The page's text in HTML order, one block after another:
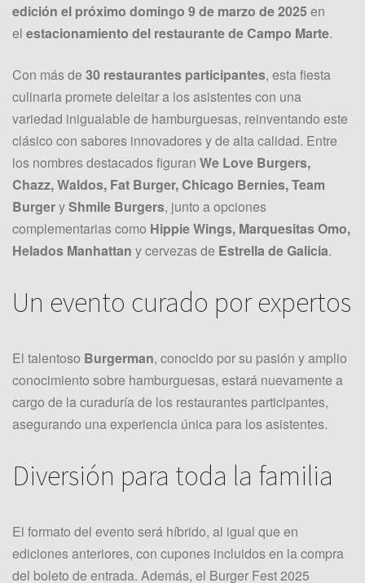
edición el próximo domingo 9 de marzo de 2025 en
el estacionamiento del restaurante de Campo Marte.
Con más de 30 restaurantes participantes, esta fiesta
culinaria promete deleitar a los asistentes con una
variedad inigualable de hamburguesas, reinventando este
clásico con sabores innovadores y de alta calidad. Entre
los nombres destacados figuran We Love Burgers,
Chazz, Waldos, Fat Burger, Chicago Bernies, Team
BurgeryShmile Burgers, junto a opciones
complementarias como Hippie Wings, Marquesitas Omo,
Helados Manhattan y cervezas de Estrella de Galicia.
Un evento curado por expertos
El talentoso Burgerman, conocido por su pasión y amplio
conocimiento sobre hamburguesas, estará nuevamente a
cargo de la curaduría de los restaurantes participantes,
asegurando una experiencia única para los asistentes.
Diversión para toda la familia
El formato del evento será híbrido, al igual que en
ediciones anteriores, con cupones incluidos en la compra
del boleto de entrada. Además, el Burger Fest 2025